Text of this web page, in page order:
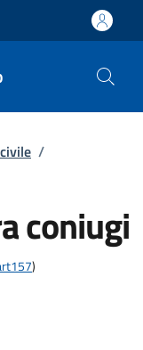
/
coniugi
)